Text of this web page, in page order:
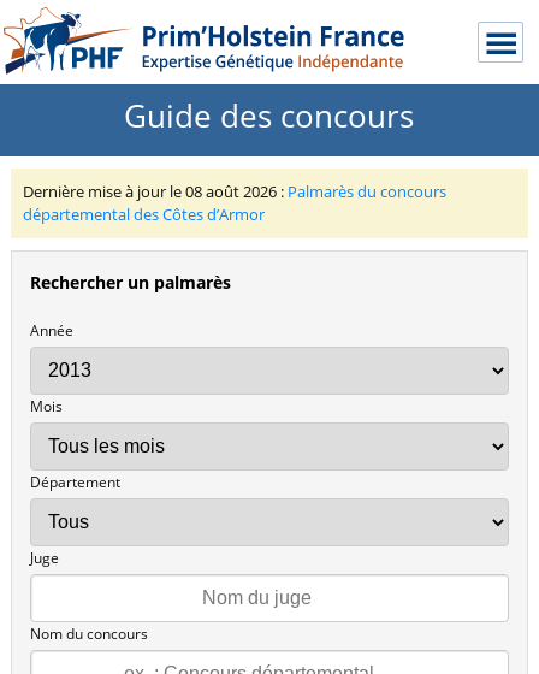
Guide des concours
Dernière mise à jour le 08 août 2026 : Palmarès du concours
départemental des Côtes d’Armor
Rechercher un palmarès
Année
Mois
Département
Juge
Nom du concours